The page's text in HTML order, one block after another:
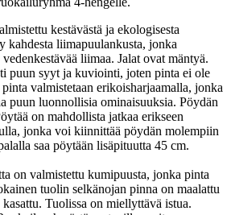
kestävästä ja ekologisesta
kahdesta liimapuulankusta, jonka
liimaa. Jalat ovat mäntyä.
puun syyt ja kuviointi, joten pinta ei ole
valmistetaan erikoisharjaamalla, jonka
puun luonnollisia ominaisuuksia. Pöydän
on mahdollista jatkaa erikseen
jonka voi kiinnittää pöydän molempiin
saa pöytään lisäpituutta 45 cm.
on valmistettu kumipuusta, jonka pinta
tuolin selkänojan pinna on maalattu
Tuolissa on miellyttävä istua.